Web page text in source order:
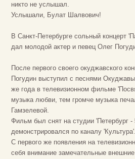
никто не услышал.
Услышали, Булат Шалвович!
В Санкт-Петербурге сольный концерт
дал молодой актер и певец Олег
После первого своего окуджавского
Погудин выступил с песнями
же года в телевизионном фильме
музыка любви, тем громче музыка
Гамзелевой.
Фильм был снят на студии 'Петербург -
демонстрировался по каналу 'Культура'.
С первого же появления на
себя внимание замечательные